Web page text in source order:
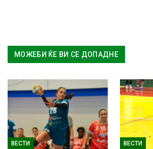
МОЖЕБИ ЌЕ ВИ СЕ ДОПАДНЕ
ВЕСТИ ВЕСТИ